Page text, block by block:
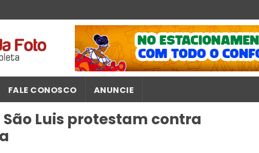
FALE CONOSCO ANUNCIE
Luis protestam contra